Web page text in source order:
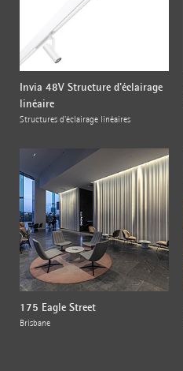
Invia 48V Structure d'éclairage
linéaire
Structures d'éclairage linéaires
175 Eagle Street
Brisbane